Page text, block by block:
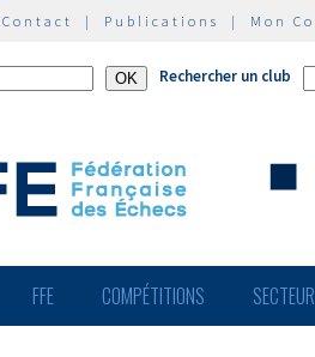
Contact | Publications | Mon
Rechercher un club
FFE COMPÉTITIONS